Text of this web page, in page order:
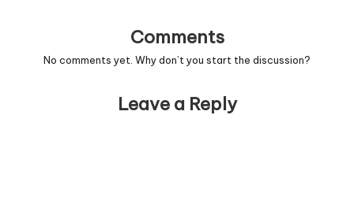
Comments
No comments yet. Why don’t you start the discussion?
Leave a Reply